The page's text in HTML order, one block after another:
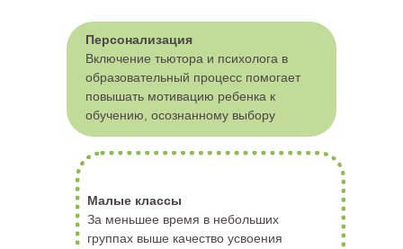
Персонализация
Включение тьютора и психолога в
образовательный процесс помогает
повышать мотивацию ребенка к
обучению, осознанному выбору
Малые классы
За меньшее время в небольших
группах выше качество усвоения